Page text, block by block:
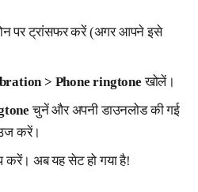
पर ट्रांसफर करें (अगर आपने इसे
> Phone ringtone खोलें।
चुनें और अपनी डाउनलोड की गई
करें।
अब यह सेट हो गया है!